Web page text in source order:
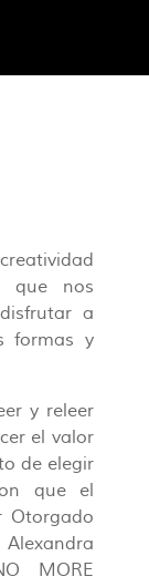
que nos
a
formas y
y releer
el valor
de elegir
que el
Otorgado
MORE